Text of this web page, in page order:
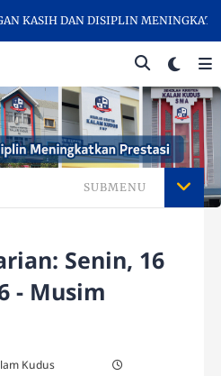
KASIH DAN DISIPLIN
SUBMENU
Senin, 16
- Musim
Kudus